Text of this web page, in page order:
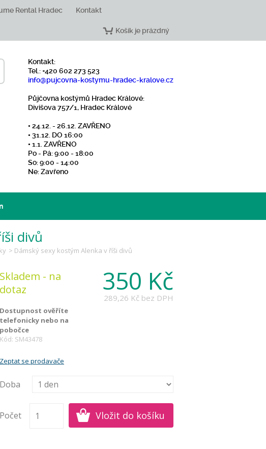
Rental Hradec Kontakt
Košík je prázdný
Kontakt:
Tel.: +420 602 273 523
info@pujcovna-kostymu-hradec-kralove.cz
Půjčovna kostýmů Hradec Králové:
Divišova 757/1, Hradec Králové
• 24.12. - 26.12. ZAVŘENO
• 31.12. DO 16:00
• 1.1. ZAVŘENO
Po - Pá: 9:00 - 18:00
So: 9:00 - 14:00
Ne: Zavřeno
divů
> Dámský sexy kostým Alenka v říši divů
350 Kč
289,26 Kč bez DPH
Skladem - na
dotaz
Dostupnost ověříte
telefonicky nebo na
pobočce
Kód: SM43478
Zeptat se prodavače
Doba
Počet